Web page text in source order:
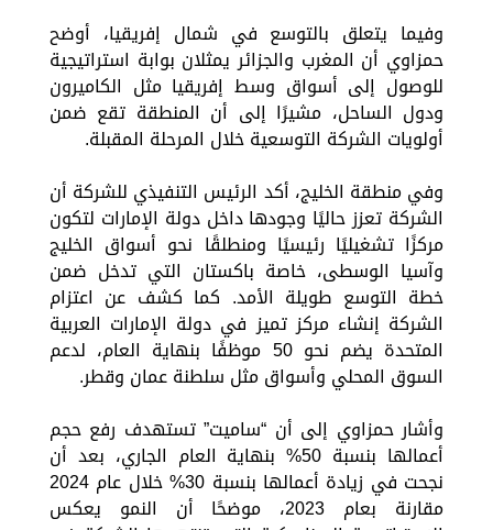
وفيما يتعلق بالتوسع في شمال إفريقيا، أوضح
حمزاوي أن المغرب والجزائر يمثلان بوابة استراتيجية
للوصول إلى أسواق وسط إفريقيا مثل الكاميرون
ودول الساحل، مشيرًا إلى أن المنطقة تقع ضمن
أولويات الشركة التوسعية خلال المرحلة المقبلة.
وفي منطقة الخليج، أكد الرئيس التنفيذي للشركة أن
الشركة تعزز حاليًا وجودها داخل دولة الإمارات لتكون
مركزًا تشغيليًا رئيسيًا ومنطلقًا نحو أسواق الخليج
وآسيا الوسطى، خاصة باكستان التي تدخل ضمن
خطة التوسع طويلة الأمد. كما كشف عن اعتزام
الشركة إنشاء مركز تميز في دولة الإمارات العربية
المتحدة يضم نحو 50 موظفًا بنهاية العام، لدعم
السوق المحلي وأسواق مثل سلطنة عمان وقطر.
وأشار حمزاوي إلى أن “ساميت” تستهدف رفع حجم
أعمالها بنسبة 50% بنهاية العام الجاري، بعد أن
نجحت في زيادة أعمالها بنسبة 30% خلال عام 2024
مقارنة بعام 2023، موضحًا أن النمو يعكس